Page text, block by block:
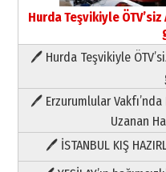
Hurda Teşvikiyle
🖊 Hurda Teşvikiyle
🖊 Erzurumlular
Uzanan
🖊 İSTANBUL KIŞ
Şampiyonluk
yazar
11 Mayıs 2026
Paranın Aile
03 Ağustos 2026 Pazartesi
Yıldırım
HAVVA’NIN ÜÇ